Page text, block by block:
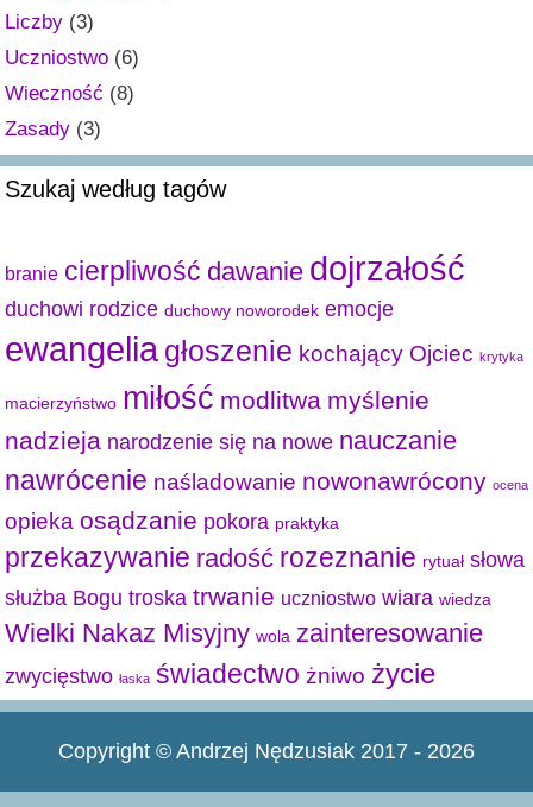
Liczby (3)
Uczniostwo (6)
Wieczność (8)
Zasady (3)
Szukaj według tagów
branie cierpliwość dawanie dojrzałość
duchowi rodzice duchowy noworodek emocje
ewangelia głoszenie kochający Ojciec krytyka
macierzyństwo miłość modlitwa myślenie
nadzieja narodzenie się na nowe nauczanie
nawrócenie naśladowanie nowonawrócony ocena
opieka osądzanie pokora praktyka
przekazywanie radość rozeznanie rytuał słowa
służba Bogu troska trwanie uczniostwo wiara wiedza
Wielki Nakaz Misyjny wola zainteresowanie
zwycięstwo łaska świadectwo żniwo życie
Copyright © Andrzej Nędzusiak 2017 - 2026